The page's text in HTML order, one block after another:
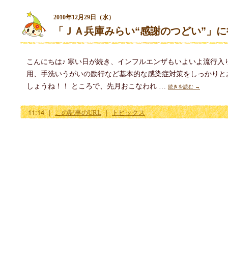
2010年12月29日（水）
「ＪＡ兵庫みらい“感謝のつどい”」
こんにちは♪ 寒い日が続き、インフルエンザもいよいよ流行
用、手洗いうがいの励行など基本的な感染症対策をしっかり
しょうね！！ ところで、先月おこなわれ … 続きを読む →
11:14｜ この記事のURL ｜ トピックス